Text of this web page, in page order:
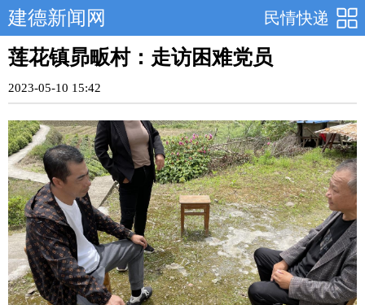
民情快递
建德新闻网
莲花镇昴畈村：走访困难党员
2023-05-10 15:42